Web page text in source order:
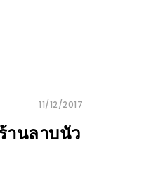
11/12/2017
านลาบนัว